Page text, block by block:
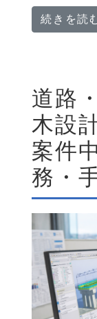
続きを読
道路
木設
案件
務・